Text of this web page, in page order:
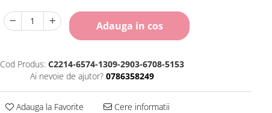
Adauga in cos
Cod Produs: C2214-6574-1309-2903-6708-5153
Ai nevoie de ajutor? 0786358249
Adauga la Favorite Cere informatii